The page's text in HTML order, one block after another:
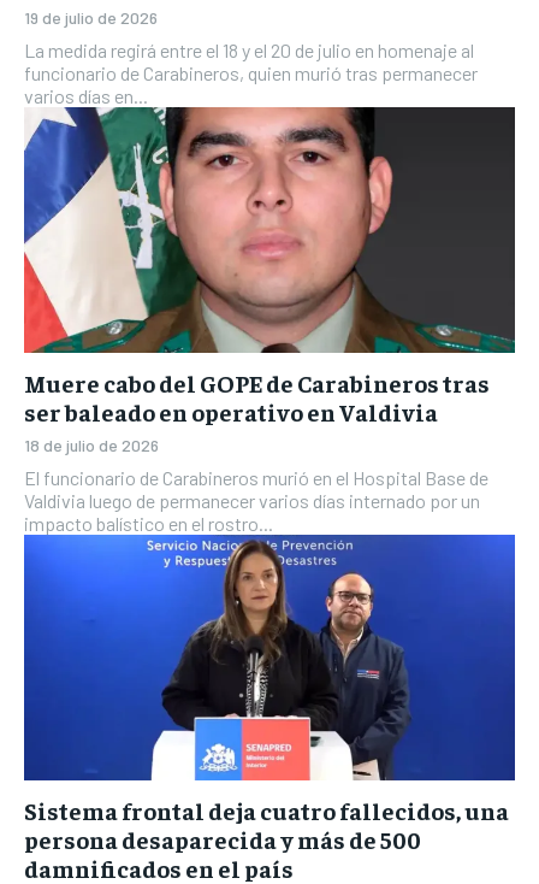
19 de julio de 2026
La medida regirá entre el 18 y el 20 de julio en homenaje al
funcionario de Carabineros, quien murió tras permanecer
varios días en...
Muere cabo del GOPE de Carabineros tras
ser baleado en operativo en Valdivia
18 de julio de 2026
El funcionario de Carabineros murió en el Hospital Base de
Valdivia luego de permanecer varios días internado por un
impacto balístico en el rostro...
Sistema frontal deja cuatro fallecidos, una
persona desaparecida y más de 500
damnificados en el país